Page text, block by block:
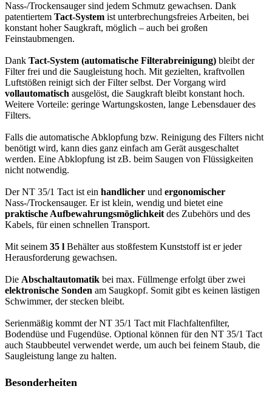
Nass-/Trockensauger sind jedem Schmutz gewachsen. Dank
patentiertem Tact-System ist unterbrechungsfreies Arbeiten, bei
konstant hoher Saugkraft, möglich – auch bei großen
Feinstaubmengen.
Dank Tact-System (automatische Filterabreinigung) bleibt der
Filter frei und die Saugleistung hoch. Mit gezielten, kraftvollen
Luftstößen reinigt sich der Filter selbst. Der Vorgang wird
vollautomatisch ausgelöst, die Saugkraft bleibt konstant hoch.
Weitere Vorteile: geringe Wartungskosten, lange Lebensdauer des
Filters.
Falls die automatische Abklopfung bzw. Reinigung des Filters nicht
benötigt wird, kann dies ganz einfach am Gerät ausgeschaltet
werden. Eine Abklopfung ist zB. beim Saugen von Flüssigkeiten
nicht notwendig.
Der NT 35/1 Tact ist ein handlicher und ergonomischer
Nass-/Trockensauger. Er ist klein, wendig und bietet eine
praktische Aufbewahrungsmöglichkeit des Zubehörs und des
Kabels, für einen schnellen Transport.
Mit seinem 35 l Behälter aus stoßfestem Kunststoff ist er jeder
Herausforderung gewachsen.
Die Abschaltautomatik bei max. Füllmenge erfolgt über zwei
elektronische Sonden am Saugkopf. Somit gibt es keinen lästigen
Schwimmer, der stecken bleibt.
Serienmäßig kommt der NT 35/1 Tact mit Flachfaltenfilter,
Bodendüse und Fugendüse. Optional können für den NT 35/1 Tact
auch Staubbeutel verwendet werde, um auch bei feinem Staub, die
Saugleistung lange zu halten.
Besonderheiten